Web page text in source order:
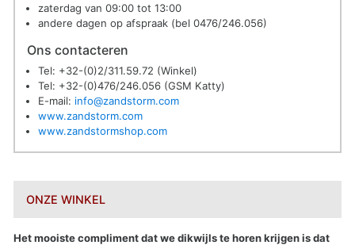
zaterdag van 09:00 tot 13:00
andere dagen op afspraak (bel 0476/246.056)
Ons contacteren
Tel: +32-(0)2/311.59.72 (Winkel)
Tel: +32-(0)476/246.056 (GSM Katty)
E-mail: info@zandstorm.com
www.zandstorm.com
www.zandstormshop.com
ONZE WINKEL
Het mooiste compliment dat we dikwijls te horen krijgen is dat